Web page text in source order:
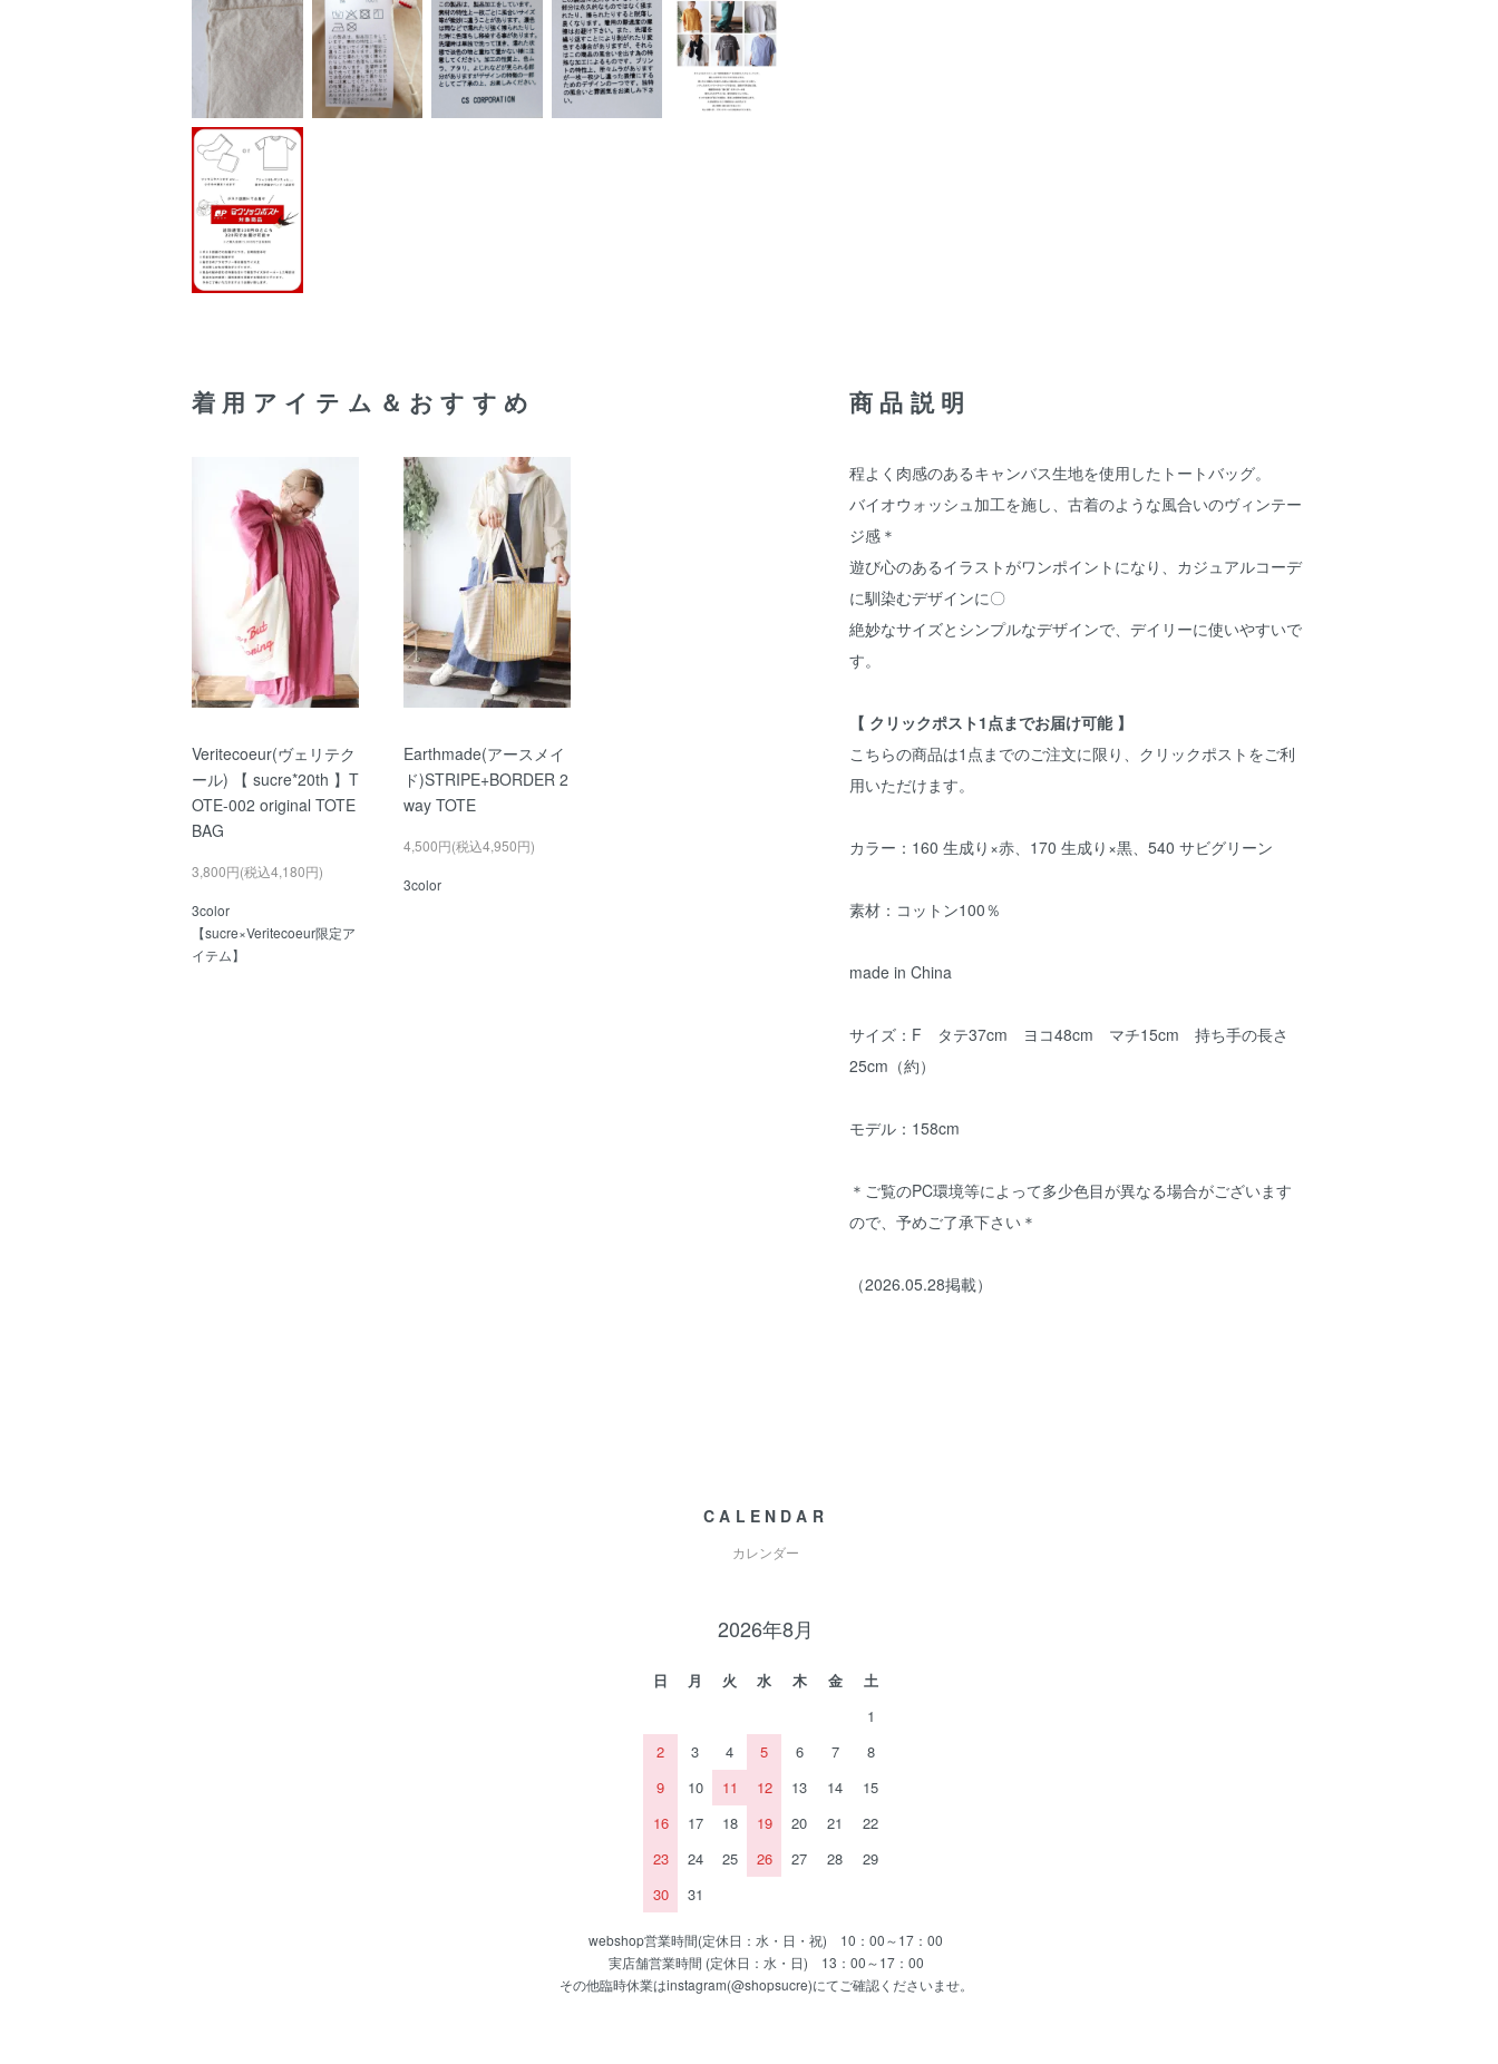
商品説明
程よく肉感のあるキャンバス生地を使用したトートバッグ。
バイオウォッシュ加工を施し、古着のような風合いのヴィンテー
ジ感＊
遊び心のあるイラストがワンポイントになり、カジュアルコーデ
に馴染むデザインに〇
絶妙なサイズとシンプルなデザインで、デイリーに使いやすいで
す。
【 クリックポスト1点までお届け可能 】
こちらの商品は1点までのご注文に限り、クリックポストをご利
用いただけます。
カラー：160 生成り×赤、170 生成り×黒、540 サビグリーン
素材：コットン100％
made in China
サイズ：F タテ37cm ヨコ48cm マチ15cm 持ち手の長さ
25cm（約）
モデル：158cm
＊ご覧のPC環境等によって多少色目が異なる場合がございます
ので、予めご了承下さい＊
（2026.05.28掲載）
着用アイテム＆おすすめ
Veritecoeur(ヴェリテク
ール) 【 sucre*20th 】T
OTE-002 original TOTE
BAG
3,800円(税込4,180円)
3color
【sucre×Veritecoeur限定ア
イテム】
Earthmade(アースメイ
ド)STRIPE+BORDER 2
way TOTE
4,500円(税込4,950円)
3color
CALENDAR
カレンダー
2026年8月
日 月 火 水 木 金
土
1
2
3 4 5 6 7
8
9
10 11 12 13 14
15
16
17 18 19 20 21
22
23
24 25 26 27 28
29
30
31
webshop営業時間(定休日：水・日・祝) 10：00～17：00
実店舗営業時間 (定休日：水・日) 13：00～17：00
その他臨時休業はinstagram(@shopsucre)にてご確認くださいませ。